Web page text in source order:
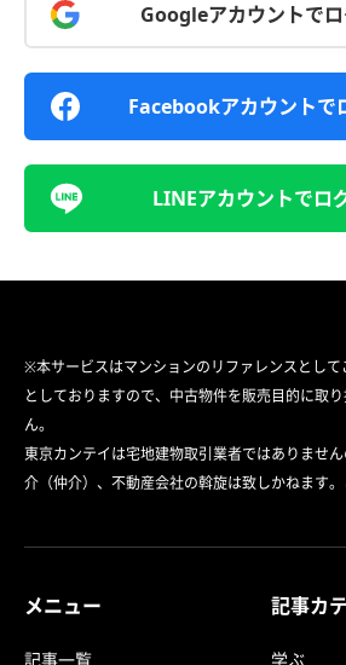
Googleアカウントで
Facebookアカウントで
LINEアカウントでロ
※本サービスはマンションのリファレンスとし
としておりますので、中古物件を販売目的に取
ん。
東京カンテイは宅地建物取引業者ではありませ
介（仲介）、不動産会社の斡旋は致しかねます。
メニュー
記事一覧
記事カ
学ぶ